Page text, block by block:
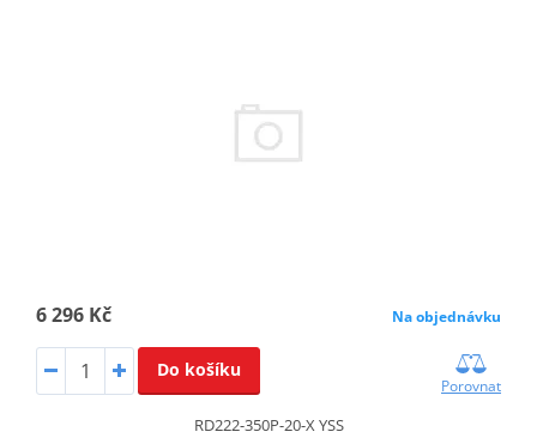
6 296 Kč Na objednávku
Do košíku
Porovnat
RD222-350P-20-X YSS